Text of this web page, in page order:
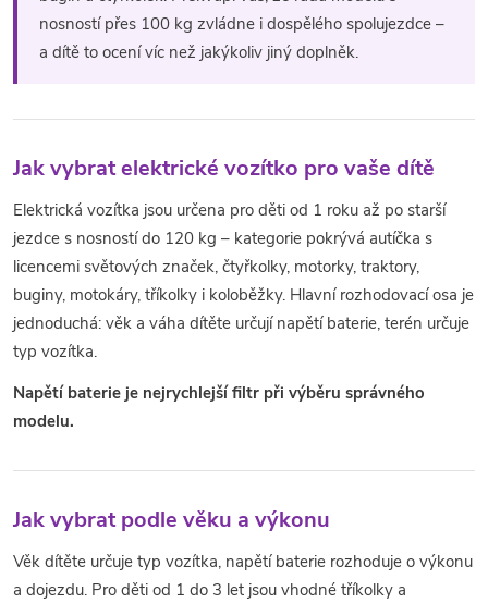
y
v
ý
p
i
s
nosností přes 100 kg zvládne i dospělého spolujezdce –
a dítě to ocení víc než jakýkoliv jiný doplněk.
Jak vybrat elektrické vozítko pro vaše dítě
Elektrická vozítka jsou určena pro děti od 1 roku až po starší
jezdce s nosností do 120 kg – kategorie pokrývá autíčka s
licencemi světových značek, čtyřkolky, motorky, traktory,
buginy, motokáry, tříkolky i koloběžky. Hlavní rozhodovací osa je
jednoduchá: věk a váha dítěte určují napětí baterie, terén určuje
typ vozítka.
Napětí baterie je nejrychlejší filtr při výběru správného
modelu.
Jak vybrat podle věku a výkonu
Věk dítěte určuje typ vozítka, napětí baterie rozhoduje o výkonu
a dojezdu. Pro děti od 1 do 3 let jsou vhodné tříkolky a